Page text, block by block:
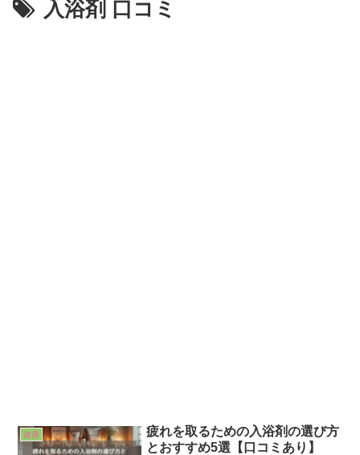
入浴剤 口コミ
健康
疲れを取るための入浴剤の選び方
とおすすめ5選【口コミあり】